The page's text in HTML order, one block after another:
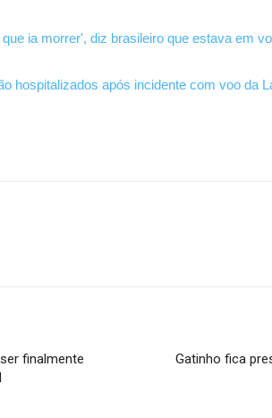
ia morrer', diz brasileiro que estava em
hospitalizados após incidente com voo da
finalmente
Gatinho fica